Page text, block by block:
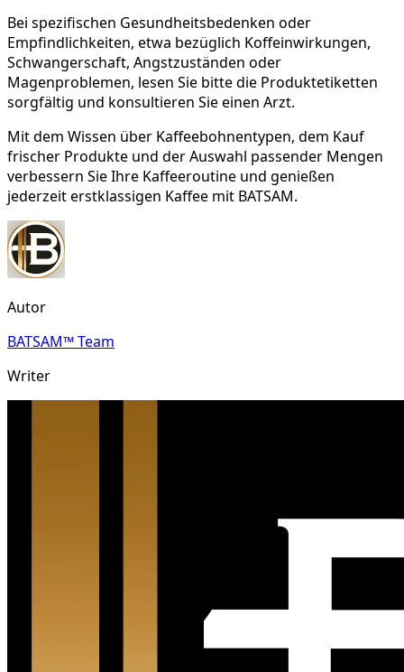
Bei spezifischen Gesundheitsbedenken oder
Empfindlichkeiten, etwa bezüglich Koffeinwirkungen,
Schwangerschaft, Angstzuständen oder
Magenproblemen, lesen Sie bitte die Produktetiketten
sorgfältig und konsultieren Sie einen Arzt.
Mit dem Wissen über Kaffeebohnentypen, dem Kauf
frischer Produkte und der Auswahl passender Mengen
verbessern Sie Ihre Kaffeeroutine und genießen
jederzeit erstklassigen Kaffee mit BATSAM.
Autor
BATSAM™ Team
Writer